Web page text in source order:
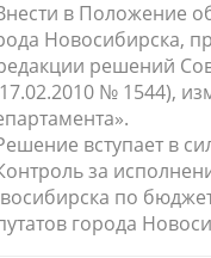
в Положение
Новосибирска,
решений
№ 1544),
вступает в
за
по
города